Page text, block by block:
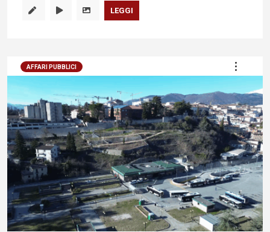
LEGGI
AFFARI PUBBLICI